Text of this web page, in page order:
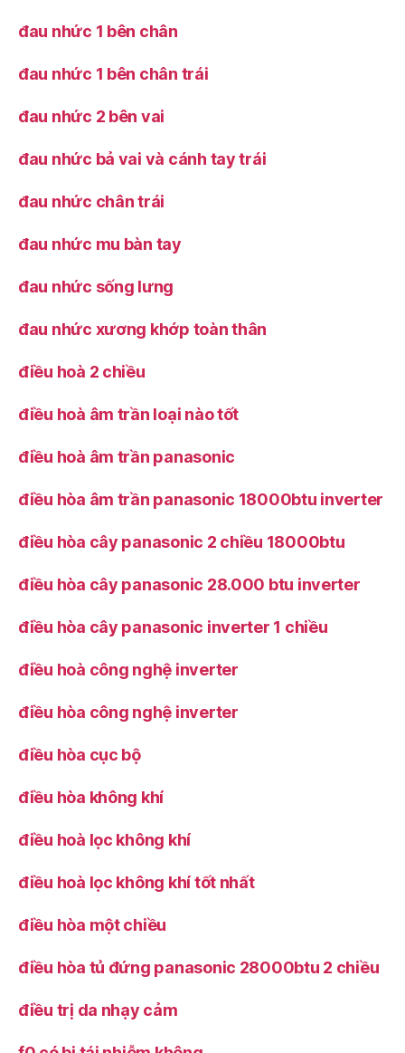
đau nhức 1 bên chân
đau nhức 1 bên chân trái
đau nhức 2 bên vai
đau nhức bả vai và cánh tay trái
đau nhức chân trái
đau nhức mu bàn tay
đau nhức sống lưng
đau nhức xương khớp toàn thân
điều hoà 2 chiều
điều hoà âm trần loại nào tốt
điều hoà âm trần panasonic
điều hòa âm trần panasonic 18000btu inverter
điều hòa cây panasonic 2 chiều 18000btu
điều hòa cây panasonic 28.000 btu inverter
điều hòa cây panasonic inverter 1 chiều
điều hoà công nghệ inverter
điều hòa công nghệ inverter
điều hòa cục bộ
điều hòa không khí
điều hoà lọc không khí
điều hoà lọc không khí tốt nhất
điều hòa một chiều
điều hòa tủ đứng panasonic 28000btu 2 chiều
điều trị da nhạy cảm